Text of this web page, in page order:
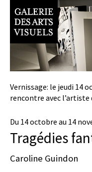
Vernissage: le jeudi 14
rencontre avec l’artiste
Du 14 octobre au 14
Tragédies
Caroline Guindon